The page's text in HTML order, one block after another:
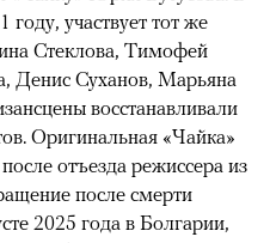
участвует тот же
Стеклова, Тимофей
Денис Суханов, Марьяна
восстанавливали
Оригинальная «Чайка»
отъезда режиссера из
после смерти
2025 года в Болгарии,